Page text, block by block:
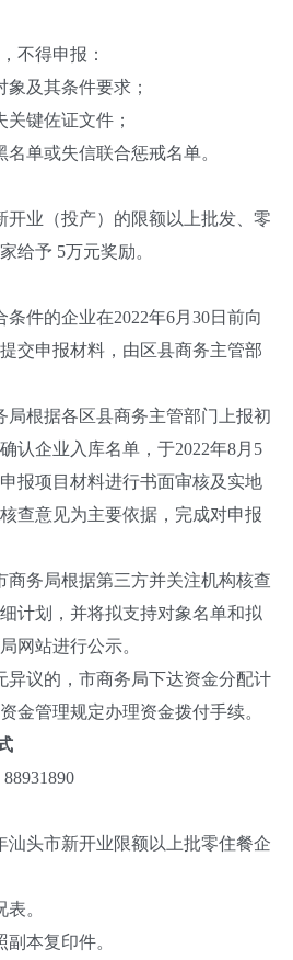
得申报：
及其条件要求；
键佐证文件；
单或失信联合惩戒名单。
业（投产）的限额以上批发、零
给予 5万元奖励。
件的企业在2022年6月30日前向
交申报材料，由区县商务主管部
根据各区县商务主管部门上报初
认企业入库名单，于2022年8月5
报项目材料进行书面审核及实地
查意见为主要依据，完成对申报
务局根据第三方并关注机构核查
计划，并将拟支持对象名单和拟
网站进行公示。
议的，市商务局下达资金分配计
金管理规定办理资金拨付手续。
头市新开业限额以上批零住餐企
。
本复印件。